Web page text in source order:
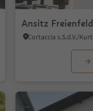
Ansitz Freienfeld